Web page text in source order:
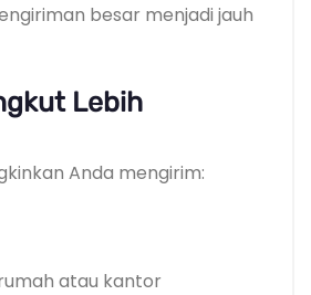
besar menjadi jauh
Lebih
Anda mengirim:
atau kantor